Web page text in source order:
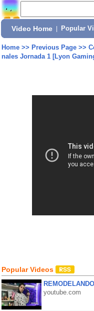
Video Home Popular
Home>> Previous Page>>
nales Jornada 1 [Lyon
Popular Videos
youtube.com